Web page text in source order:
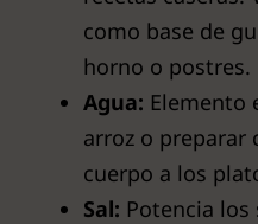
como base de
horno o postres.
Agua: Elemento
arroz o preparar
cuerpo a los
Sal: Potencia los